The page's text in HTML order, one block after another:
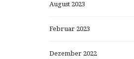
August 2023
Februar 2023
Dezember 2022